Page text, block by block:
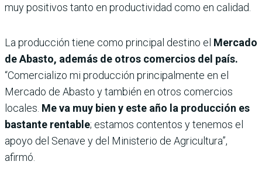
muy positivos tanto en productividad como en calidad.
La producción tiene como principal destino el Mercado
de Abasto, además de otros comercios del país.
“Comercializo mi producción principalmente en el
Mercado de Abasto y también en otros comercios
locales. Me va muy bien y este año la producción es
bastante rentable; estamos contentos y tenemos el
apoyo del Senave y del Ministerio de Agricultura”,
afirmó.